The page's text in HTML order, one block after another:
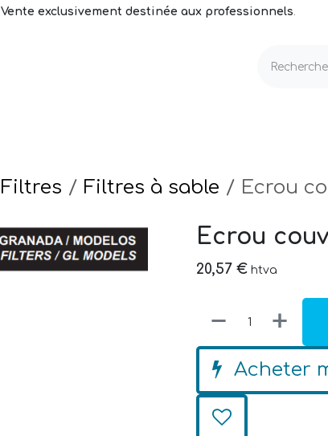
Vente exclusivement destinée aux professionnels.
Filtres Filtres à sable Ecrou
Ecrou
20,57 € htva
Acheter